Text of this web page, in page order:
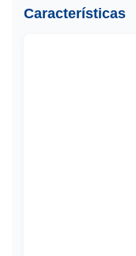
Características